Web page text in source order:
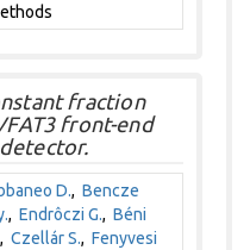
fraction
front-end
D.,Bencze
,Endrôczi G.,Béni
,Czellár S.,Fenyvesi